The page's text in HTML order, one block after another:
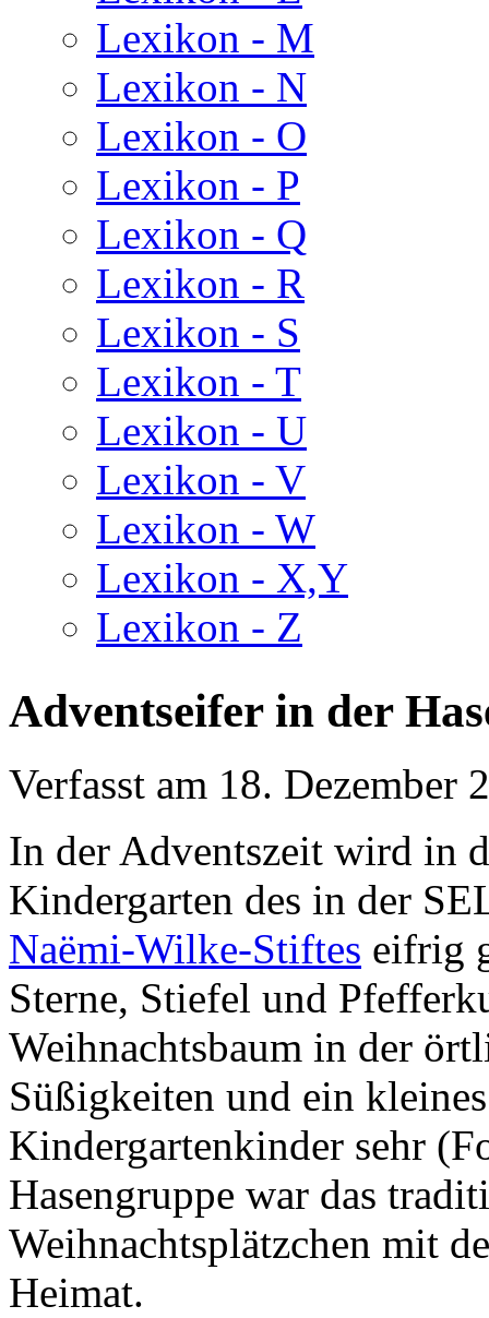
Lexikon - M
Lexikon - N
Lexikon - O
Lexikon - P
Lexikon - Q
Lexikon - R
Lexikon - S
Lexikon - T
Lexikon - U
Lexikon - V
Lexikon - W
Lexikon - X,Y
Lexikon - Z
Adventseifer in der
Verfasst am 18. Dezember
In der Adventszeit wird in
Kindergarten des in der
Naëmi-Wilke-Stiftes eifrig
Sterne, Stiefel und
Weihnachtsbaum in der
Süßigkeiten und ein
Kindergartenkinder sehr
Hasengruppe war das
Weihnachtsplätzchen mit
Heimat.